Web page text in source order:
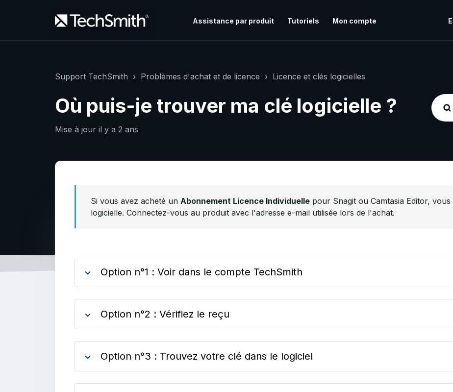
Assistance par produit Tutoriels Mon compte
Support TechSmith Problèmes d'achat et de licence Licence et clés logicielles
Où puis-je trouver ma clé logicielle ?
Mise à jour il y a 2 ans
Si vous avez acheté un Abonnement Licence Individuelle pour Snagit ou Camtasia Editor,
logicielle. Connectez-vous au produit avec l'adresse e-mail utilisée lors de l'achat.
Option n°1 : Voir dans le compte TechSmith
Option n°2 : Vérifiez le reçu
Option n°3 : Trouvez votre clé dans le logiciel